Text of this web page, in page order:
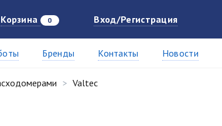
Корзина 0 Вход/Регистрация
Бренды Контакты Новости
Valtec